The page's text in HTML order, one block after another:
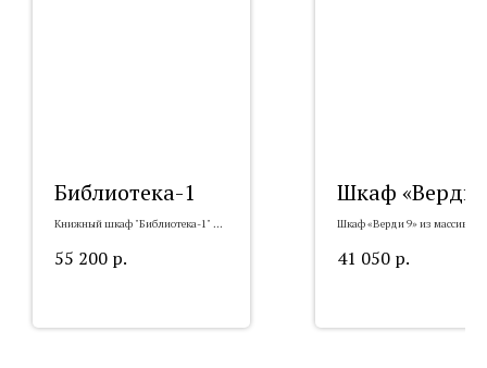
Библиотека-1
Книжный шкаф "Библиотека-1" из
55 200 р.
Шкаф «Верди
Шкаф «Верди 9» из массива
41 050 р.